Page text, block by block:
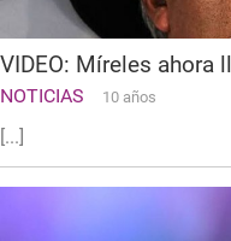
VIDEO: Míreles ahora
NOTICIAS 10 años
[...]